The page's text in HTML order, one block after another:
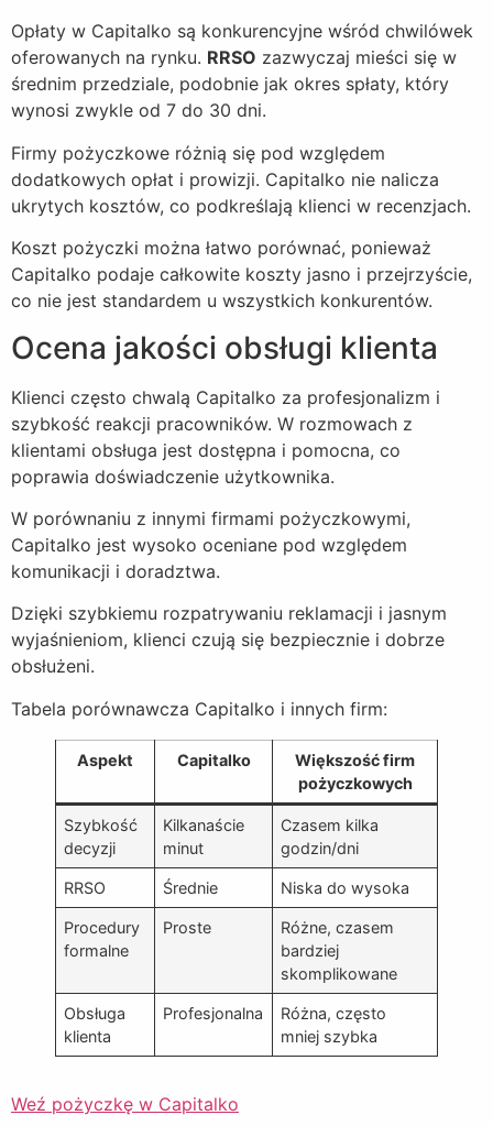
Opłaty w Capitalko są konkurencyjne wśród chwilówek
oferowanych na rynku. RRSO zazwyczaj mieści się w
średnim przedziale, podobnie jak okres spłaty, który
wynosi zwykle od 7 do 30 dni.
Firmy pożyczkowe różnią się pod względem
dodatkowych opłat i prowizji. Capitalko nie nalicza
ukrytych kosztów, co podkreślają klienci w recenzjach.
Koszt pożyczki można łatwo porównać, ponieważ
Capitalko podaje całkowite koszty jasno i przejrzyście,
co nie jest standardem u wszystkich konkurentów.
Ocena jakości obsługi klienta
Klienci często chwalą Capitalko za profesjonalizm i
szybkość reakcji pracowników. W rozmowach z
klientami obsługa jest dostępna i pomocna, co
poprawia doświadczenie użytkownika.
W porównaniu z innymi firmami pożyczkowymi,
Capitalko jest wysoko oceniane pod względem
komunikacji i doradztwa.
Dzięki szybkiemu rozpatrywaniu reklamacji i jasnym
wyjaśnieniom, klienci czują się bezpiecznie i dobrze
obsłużeni.
Tabela porównawcza Capitalko i innych firm:
Aspekt Capitalko
Większość firm
pożyczkowych
Szybkość
decyzji
Kilkanaście
minut
Czasem kilka
godzin/dni
RRSO Średnie Niska do wysoka
Procedury
formalne
Proste
Różne, czasem
bardziej
skomplikowane
Obsługa
klienta
Profesjonalna
Różna, często
mniej szybka
Weź pożyczkę w Capitalko